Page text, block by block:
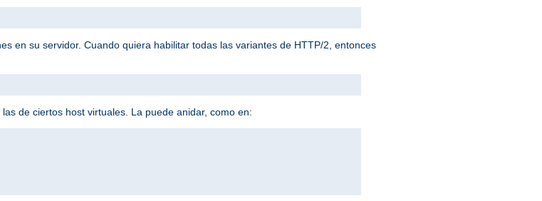
en su servidor. Cuando quiera habilitar todas las variantes de HTTP/2, entonces
de ciertos host virtuales. La puede anidar, como en: